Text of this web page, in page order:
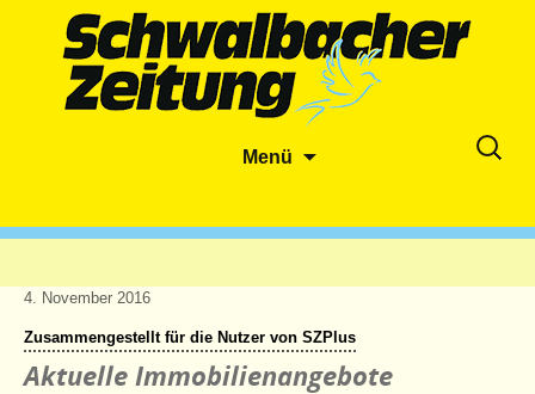
Menü
Suche
4. November 2016
Zusammengestellt für die Nutzer von SZPlus
Aktuelle Immobilienangebote